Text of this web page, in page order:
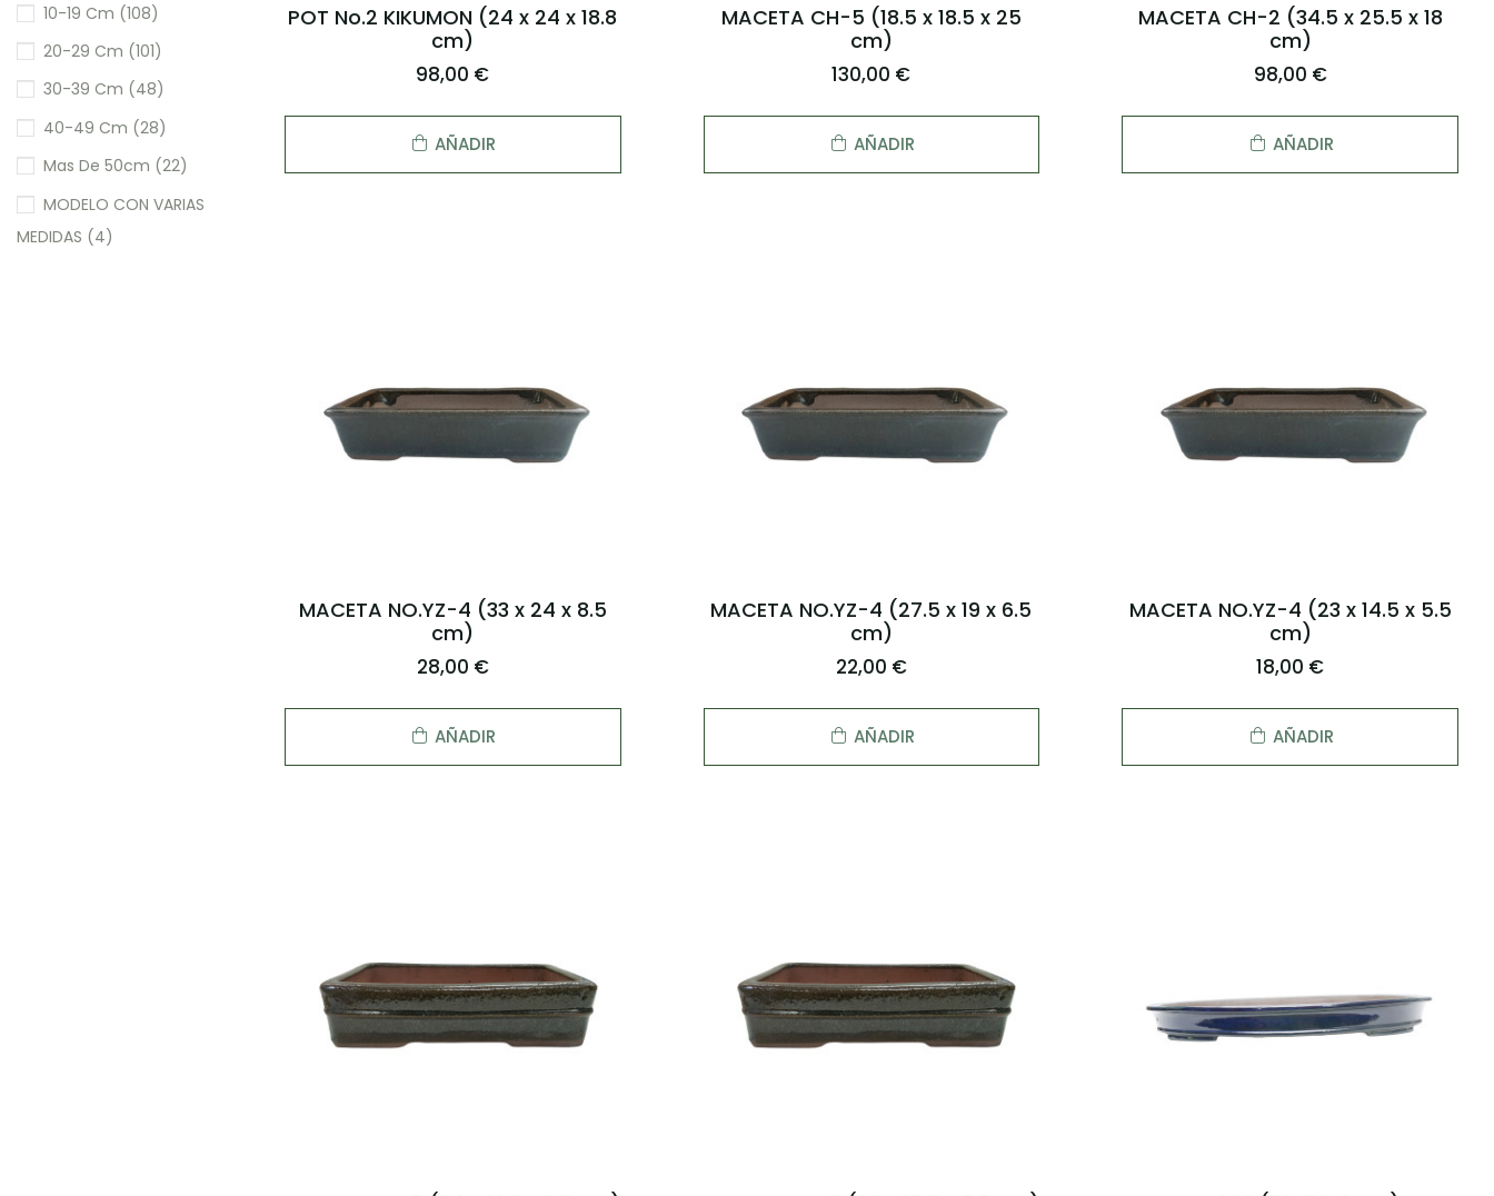
POT No.2 KIKUMON (24 x 24 x 18.8
cm)
98,00 €
AÑADIR
MACETA CH-5 (18.5 x 18.5 x 25
cm)
130,00 €
AÑADIR
MACETA CH-2 (34.5 x 25.5 x 18
cm)
98,00 €
AÑADIR
MACETA NO.YZ-4 (33 x 24 x 8.5
cm)
28,00 €
AÑADIR
MACETA NO.YZ-4 (27.5 x 19 x 6.5
cm)
22,00 €
AÑADIR
MACETA NO.YZ-4 (23 x 14.5 x 5.5
cm)
18,00 €
AÑADIR
10-19 Cm (108)
20-29 Cm (101)
30-39 Cm (48)
40-49 Cm (28)
Mas De 50cm (22)
MODELO CON VARIAS
MEDIDAS (4)